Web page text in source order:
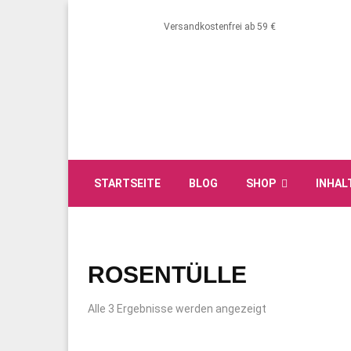
Versandkostenfrei ab 59 €
STARTSEITE BLOG SHOP
ROSENTÜLLE
Alle 3 Ergebnisse werden angezeigt